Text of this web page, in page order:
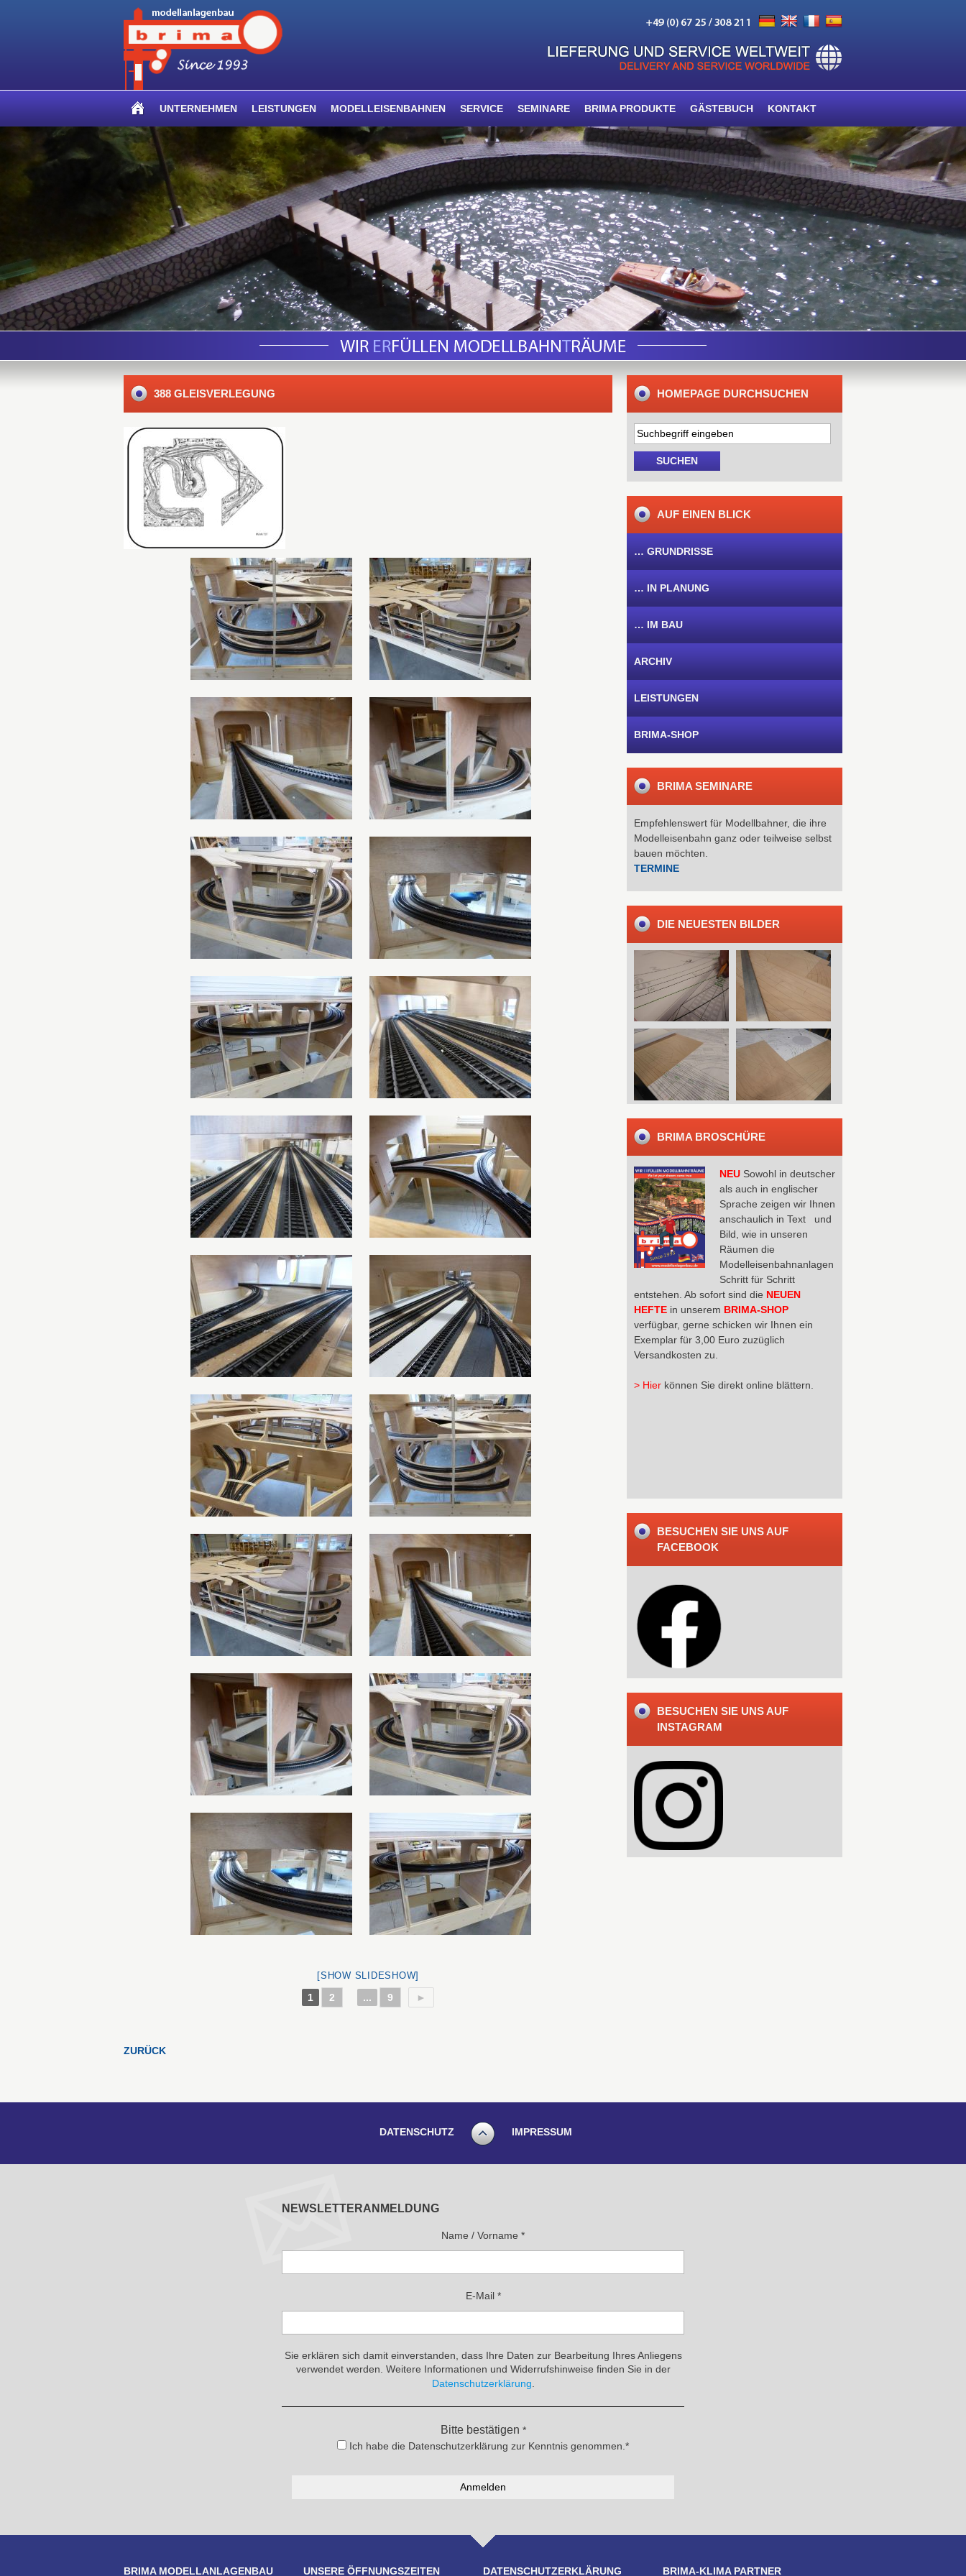
UNTERNEHMEN LEISTUNGEN MODELLEISENBAHNEN SERVICE SEMINARE BRIMA PRODUKTE GÄSTEBUCH KONTAKT
388 GLEISVERLEGUNG
[SHOW SLIDESHOW]
1 2 ... 9 ►
ZURÜCK
HOMEPAGE DURCHSUCHEN
AUF EINEN BLICK
… GRUNDRISSE
… IN PLANUNG
… IM BAU
ARCHIV
LEISTUNGEN
BRIMA-SHOP
BRIMA SEMINARE
Empfehlenswert für Modellbahner, die ihre
Modelleisenbahn ganz oder teilweise selbst
bauen möchten.
TERMINE
DIE NEUESTEN BILDER
BRIMA BROSCHÜRE
NEU Sowohl in deutscher
als auch in englischer
Sprache zeigen wir Ihnen
anschaulich in Text und
Bild, wie in unseren
Räumen die
Modelleisenbahnanlagen
Schritt für Schritt
entstehen. Ab sofort sind die NEUEN
HEFTE in unserem BRIMA-SHOP
verfügbar, gerne schicken wir Ihnen ein
Exemplar für 3,00 Euro zuzüglich
Versandkosten zu.
> Hier können Sie direkt online blättern.
BESUCHEN SIE UNS AUF
FACEBOOK
BESUCHEN SIE UNS AUF
INSTAGRAM
DATENSCHUTZ IMPRESSUM
NEWSLETTERANMELDUNG
Name / Vorname *
E-Mail *
Sie erklären sich damit einverstanden, dass Ihre Daten zur Bearbeitung Ihres Anliegens
verwendet werden. Weitere Informationen und Widerrufshinweise finden Sie in der
Datenschutzerklärung
Bitte bestätigen *
Ich habe die Datenschutzerklärung zur Kenntnis genommen.*
BRIMA MODELLANLAGENBAU UNSERE ÖFFNUNGSZEITEN DATENSCHUTZERKLÄRUNG BRIMA-KLIMA PARTNER